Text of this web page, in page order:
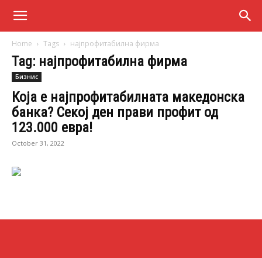
Home Tags најпрофитабилна фирма
Tag: најпрофитабилна фирма
Бизнис
Која е најпрофитабилната македонска
банка? Секој ден прави профит од
123.000 евра!
October 31, 2022